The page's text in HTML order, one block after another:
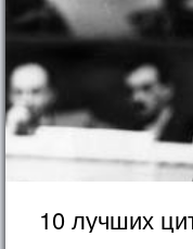
10 лучших